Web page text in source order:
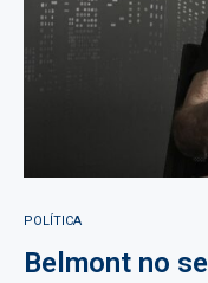
POLÍTICA
Belmont no